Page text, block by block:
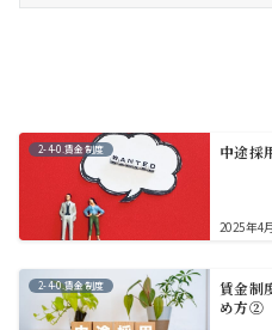
2-4-0.賃金制度 中途採
2025年4
2-4-0.賃金制度
賃金制
め方②